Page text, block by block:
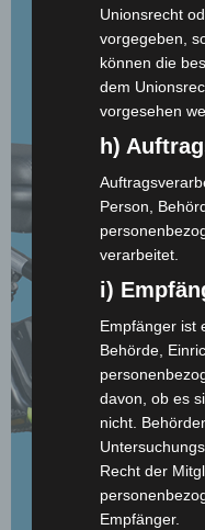
Unionsrecht
vorgegeben,
können die
dem
vorgesehen
h)
Person,
verarbeitet.
i)
Empfänger ist
Behörde,
davon, ob es
nicht.
Recht der
Empfänger.